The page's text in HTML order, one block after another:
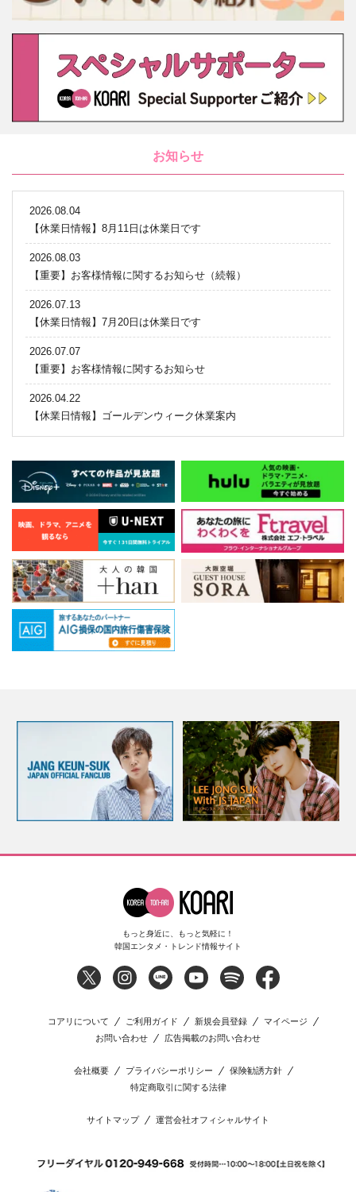
お知らせ
2026.08.04
【休業日情報】8月11日は休業日です
2026.08.03
【重要】お客様情報に関するお知らせ（続報）
2026.07.13
【休業日情報】7月20日は休業日です
2026.07.07
【重要】お客様情報に関するお知らせ
2026.04.22
【休業日情報】ゴールデンウィーク休業案内
もっと身近に、もっと気軽に！
韓国エンタメ・トレンド情報サイト
コアリについて ご利用ガイド 新規会員登録
マイページ
お問い合わせ
広告掲載のお問い合わせ
会社概要 プライバシーポリシー
保険勧誘方針
特定商取引に関する法律
サイトマップ 運営会社オフィシャルサイト